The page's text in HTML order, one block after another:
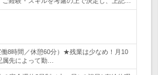
働8時間／休憩60分）★残業は少なめ！月10
先によって勤…